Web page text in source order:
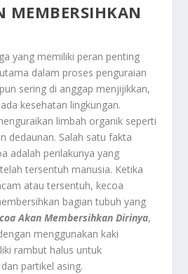
MEMBERSIHKAN
yang memiliki peran penting
dalam proses penguraian
sering di anggap menjijikkan,
kesehatan lingkungan.
limbah organik seperti
dedaunan. Salah satu fakta
adalah perilakunya yang
tersentuh manusia. Ketika
atau tersentuh, kecoa
bagian tubuh yang
Akan Membersihkan Dirinya,
menggunakan kaki
rambut halus untuk
partikel asing.